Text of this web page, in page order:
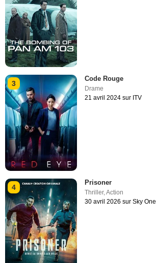
3
Code Rouge
Drame
21 avril 2024 sur ITV
4
Prisoner
Thriller,Action
30 avril 2026 sur Sky One